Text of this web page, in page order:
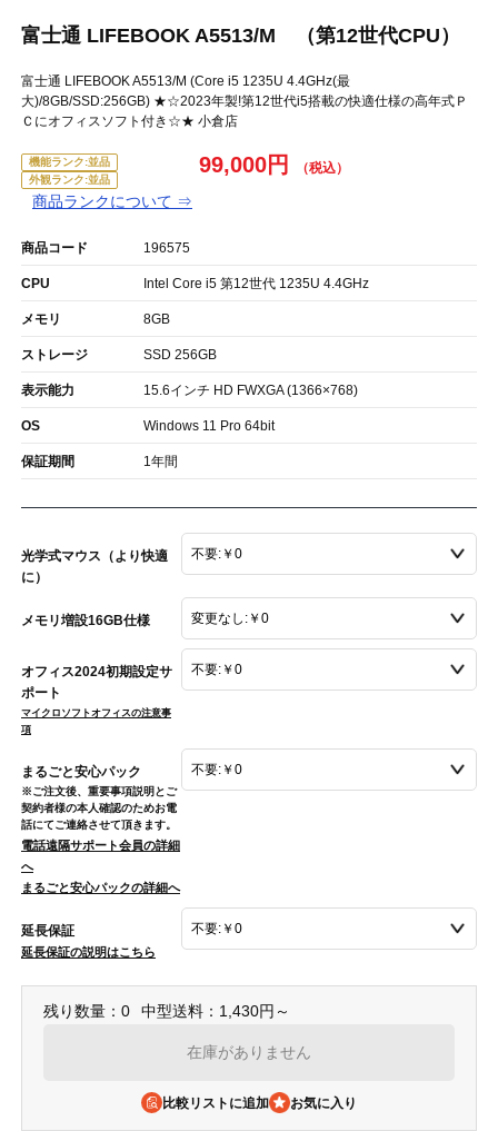
富士通 LIFEBOOK A5513/M （第12世代CPU）
富士通 LIFEBOOK A5513/M (Core i5 1235U 4.4GHz(最
大)/8GB/SSD:256GB) ★☆2023年製!第12世代i5搭載の快適仕様の高年式Ｐ
Ｃにオフィスソフト付き☆★ 小倉店
機能ランク:並品
外観ランク:並品
商品ランクについて ⇒
99,000円
商品コード 196575
CPU Intel Core i5 第12世代 1235U 4.4GHz
メモリ 8GB
ストレージ SSD 256GB
表示能力 15.6インチ HD FWXGA (1366×768)
OS Windows 11 Pro 64bit
保証期間 1年間
光学式マウス（より快適
に）
メモリ増設16GB仕様
オフィス2024初期設定サ
ポート
マイクロソフトオフィスの注意事
項
まるごと安心パック
※ご注文後、重要事項説明とご
契約者様の本人確認のためお電
話にてご連絡させて頂きます。
電話遠隔サポート会員の詳細
へ
まるごと安心パックの詳細へ
延長保証
延長保証の説明はこちら
残り数量：0 中型送料：1,430円～
在庫がありません
比較リストに追加